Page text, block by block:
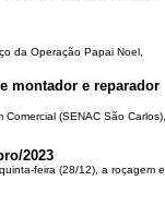
da Operação Papai Noel,
montador e reparador
(SENAC São Carlos),
2023
feira (28/12), a roçagem e